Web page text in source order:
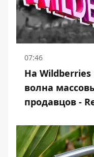
07:46
На Wildberries
волна
продавцов -